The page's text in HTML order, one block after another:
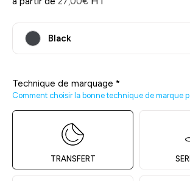
Black
Technique de marquage *
Comment choisir la bonne technique de marque
TRANSFERT